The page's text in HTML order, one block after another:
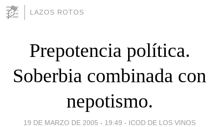
LAZOS ROTOS
Prepotencia política.
Soberbia combinada con
nepotismo.
19 DE MARZO DE 2005 - 19:49 - ICOD DE LOS VINOS